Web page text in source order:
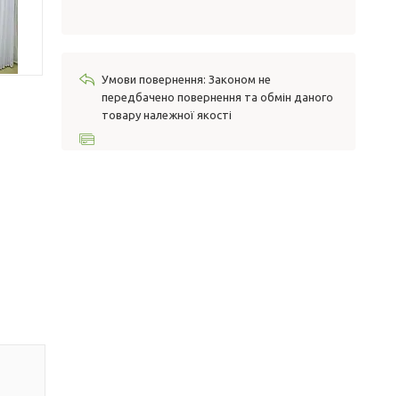
Законом не
передбачено повернення та обмін даного
товару належної якості